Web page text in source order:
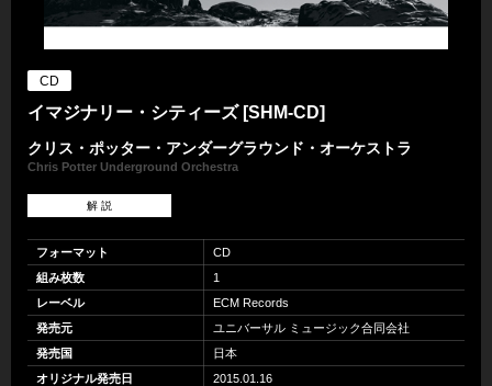
CD
イマジナリー・シティーズ [SHM-CD]
クリス・ポッター・アンダーグラウンド・オーケストラ
Chris Potter Underground Orchestra
解 説
フォーマット
CD
組み枚数
1
レーベル
ECM Records
発売元
ユニバーサル ミュージック合同会社
発売国
日本
オリジナル発売日
2015.01.16